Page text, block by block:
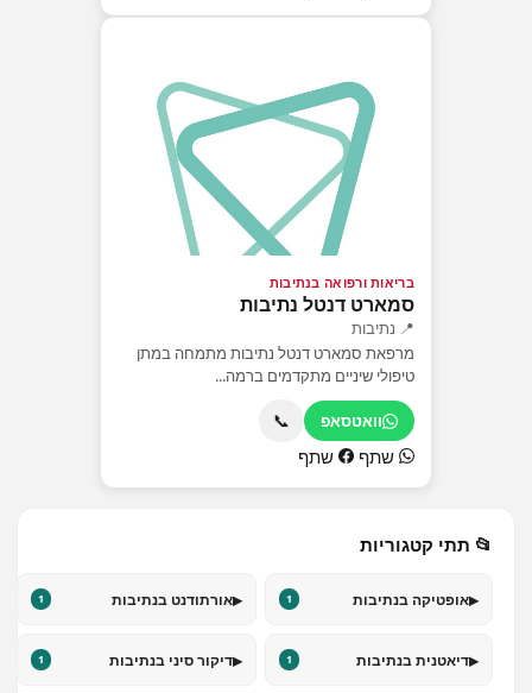
בריאות ורפואה בנתיבות
סמארט דנטל נתיבות
📍 נתיבות
מרפאת סמארט דנטל נתיבות מתמחה במתן
טיפולי שיניים מתקדמים ברמה...
וואטסאפ 📞
שתף שתף
📂 תתי קטגוריות
▸אופטיקה בנתיבות 1
▸אורתודנט בנתיבות 1
▸דיאטנית בנתיבות 1
▸דיקור סיני בנתיבות 1